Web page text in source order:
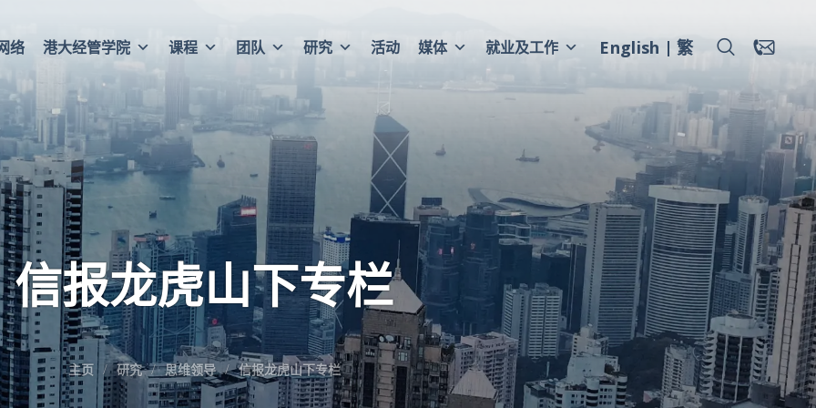
络 港大经管学院 课程 团队 研究 活动 媒体 就业及工作 English 繁
信报龙虎山下专栏
主页 研究 思维领导 信报龙虎山下专栏